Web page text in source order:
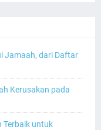
Jamaah, dari Daftar
Kerusakan pada
Terbaik untuk